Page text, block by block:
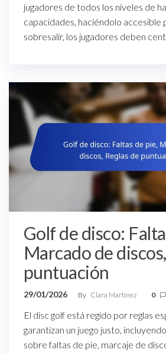
jugadores de todos los niveles de
capacidades, haciéndolo accesible
sobresalir, los jugadores deben
Golf de disco:
Marcado de
puntuación
29/01/2026 By Clara Martínez 0
El disc golf está regido por reglas
garantizan un juego justo,
sobre faltas de pie, marcaje de